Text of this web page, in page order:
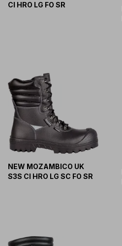
CI HRO LG FO SR
NEW MOZAMBICO UK
S3S CI HRO LG SC FO SR